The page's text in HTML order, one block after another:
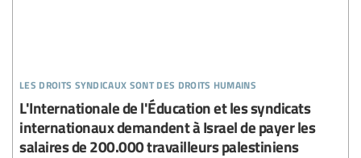
les droits syndicaux sont des droits humains
L'Internationale de l'Éducation et les syndicats
internationaux demandent à Israel de payer les
salaires de 200.000 travailleurs palestiniens